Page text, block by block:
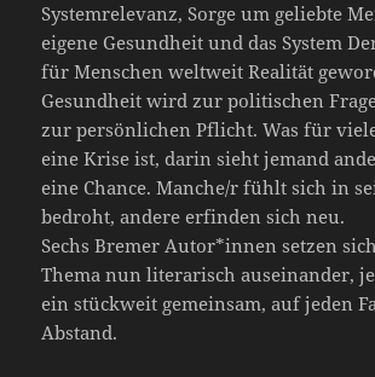
Systemrelevanz, Sorge um geliebte
eigene Gesundheit und das System
für Menschen weltweit Realität
Gesundheit wird zur politischen
zur persönlichen Pflicht. Was für
eine Krise ist, darin sieht jemand
eine Chance. Manche/r fühlt sich in
bedroht, andere erfinden sich neu.
Sechs Bremer Autor*innen setzen
Thema nun literarisch auseinander,
ein stückweit gemeinsam, auf jeden
Abstand.